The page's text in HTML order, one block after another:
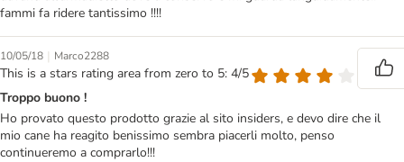
fammi fa ridere tantissimo !!!!
10/05/18 | Marco2288
This is a stars rating area from zero to 5: 4/5
Troppo buono !
Ho provato questo prodotto grazie al sito insiders, e devo dire che il
mio cane ha reagito benissimo sembra piacerli molto, penso
continueremo a comprarlo!!!